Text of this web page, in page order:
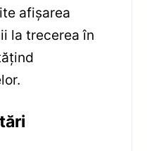
afișarea
la trecerea în